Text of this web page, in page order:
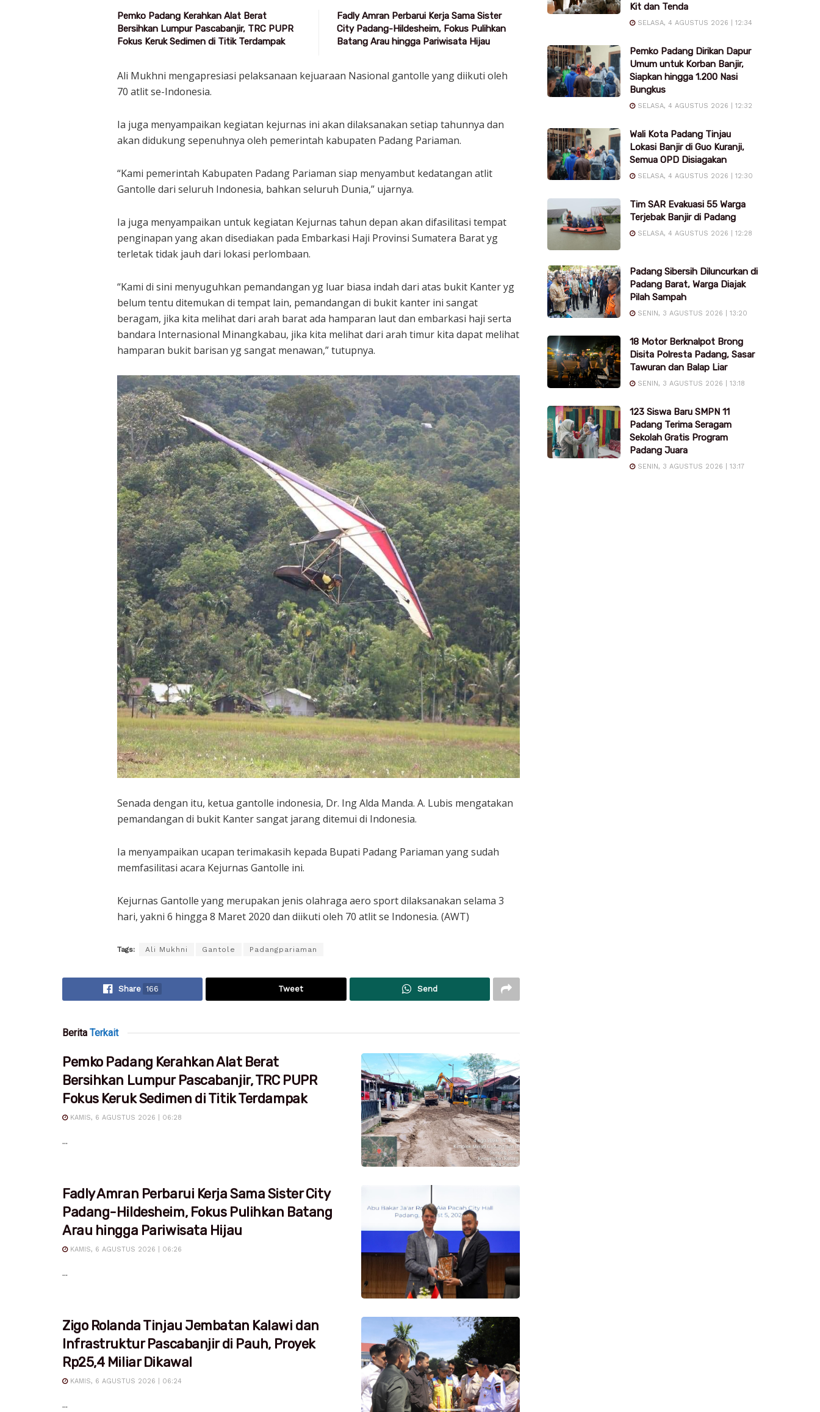
Pemko Padang Kerahkan Alat Berat
Bersihkan Lumpur Pascabanjir, TRC PUPR
Fokus Keruk Sedimen di Titik Terdampak
Fadly Amran Perbarui Kerja Sama Sister
City Padang-Hildesheim, Fokus Pulihkan
Batang Arau hingga Pariwisata Hijau
Ali Mukhni mengapresiasi pelaksanaan kejuaraan Nasional gantolle yang diikuti oleh
70 atlit se-Indonesia.
Ia juga menyampaikan kegiatan kejurnas ini akan dilaksanakan setiap tahunnya dan
akan didukung sepenuhnya oleh pemerintah kabupaten Padang Pariaman.
“Kami pemerintah Kabupaten Padang Pariaman siap menyambut kedatangan atlit
Gantolle dari seluruh Indonesia, bahkan seluruh Dunia,” ujarnya.
Ia juga menyampaikan untuk kegiatan Kejurnas tahun depan akan difasilitasi tempat
penginapan yang akan disediakan pada Embarkasi Haji Provinsi Sumatera Barat yg
terletak tidak jauh dari lokasi perlombaan.
“Kami di sini menyuguhkan pemandangan yg luar biasa indah dari atas bukit Kanter yg
belum tentu ditemukan di tempat lain, pemandangan di bukit kanter ini sangat
beragam, jika kita melihat dari arah barat ada hamparan laut dan embarkasi haji serta
bandara Internasional Minangkabau, jika kita melihat dari arah timur kita dapat melihat
hamparan bukit barisan yg sangat menawan,” tutupnya.
Senada dengan itu, ketua gantolle indonesia, Dr. Ing Alda Manda. A. Lubis mengatakan
pemandangan di bukit Kanter sangat jarang ditemui di Indonesia.
Ia menyampaikan ucapan terimakasih kepada Bupati Padang Pariaman yang sudah
memfasilitasi acara Kejurnas Gantolle ini.
Kejurnas Gantolle yang merupakan jenis olahraga aero sport dilaksanakan selama 3
hari, yakni 6 hingga 8 Maret 2020 dan diikuti oleh 70 atlit se Indonesia. (AWT)
Tags: Ali Mukhni Gantole Padangpariaman
Share 166 Tweet Send
Berita Terkait
Pemko Padang Kerahkan Alat Berat
Bersihkan Lumpur Pascabanjir, TRC PUPR
Fokus Keruk Sedimen di Titik Terdampak
KAMIS, 6 AGUSTUS 2026 | 06:28
...
Fadly Amran Perbarui Kerja Sama Sister City
Padang-Hildesheim, Fokus Pulihkan Batang
Arau hingga Pariwisata Hijau
KAMIS, 6 AGUSTUS 2026 | 06:26
...
Zigo Rolanda Tinjau Jembatan Kalawi dan
Infrastruktur Pascabanjir di Pauh, Proyek
Rp25,4 Miliar Dikawal
KAMIS, 6 AGUSTUS 2026 | 06:24
...
Kit dan Tenda
SELASA, 4 AGUSTUS 2026 | 12:34
Pemko Padang Dirikan Dapur
Umum untuk Korban Banjir,
Siapkan hingga 1.200 Nasi
Bungkus
SELASA, 4 AGUSTUS 2026 | 12:32
Wali Kota Padang Tinjau
Lokasi Banjir di Guo Kuranji,
Semua OPD Disiagakan
SELASA, 4 AGUSTUS 2026 | 12:30
Tim SAR Evakuasi 55 Warga
Terjebak Banjir di Padang
SELASA, 4 AGUSTUS 2026 | 12:28
Padang Sibersih Diluncurkan di
Padang Barat, Warga Diajak
Pilah Sampah
SENIN, 3 AGUSTUS 2026 | 13:20
18 Motor Berknalpot Brong
Disita Polresta Padang, Sasar
Tawuran dan Balap Liar
SENIN, 3 AGUSTUS 2026 | 13:18
123 Siswa Baru SMPN 11
Padang Terima Seragam
Sekolah Gratis Program
Padang Juara
SENIN, 3 AGUSTUS 2026 | 13:17